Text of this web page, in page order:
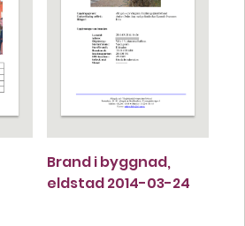
Brand i byggnad,
eldstad 2014-03-24